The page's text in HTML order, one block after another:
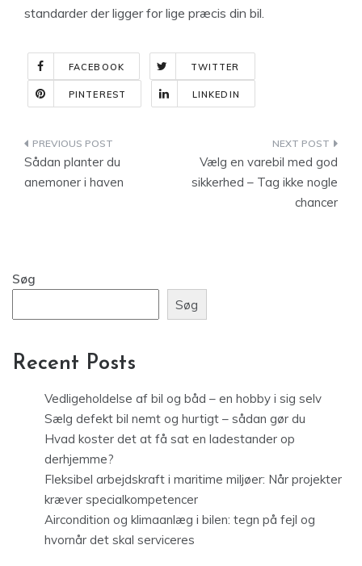
standarder der ligger for lige præcis din bil.
FACEBOOK TWITTER
PINTEREST LINKEDIN
Indlægsnavigation
Sådan planter du
anemoner i haven
Vælg en varebil med god
sikkerhed – Tag ikke nogle
chancer
Søg
Søg
Recent Posts
Vedligeholdelse af bil og båd – en hobby i sig selv
Sælg defekt bil nemt og hurtigt – sådan gør du
Hvad koster det at få sat en ladestander op
derhjemme?
Fleksibel arbejdskraft i maritime miljøer: Når projekter
kræver specialkompetencer
Aircondition og klimaanlæg i bilen: tegn på fejl og
hvornår det skal serviceres